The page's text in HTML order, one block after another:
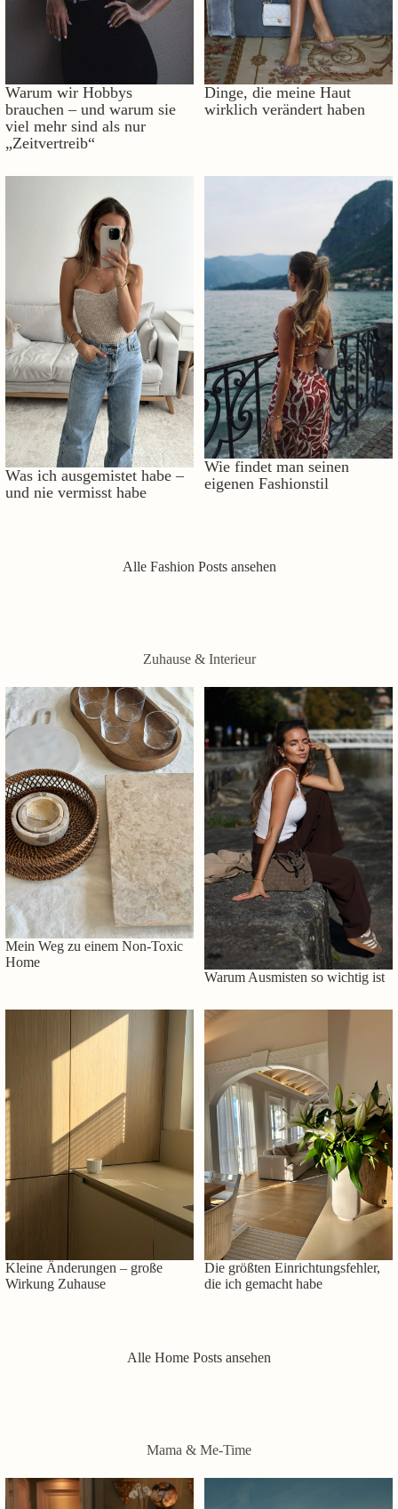
Warum wir Hobbys
brauchen – und warum sie
viel mehr sind als nur
„Zeitvertreib“
Dinge, die meine Haut
wirklich verändert haben
Was ich ausgemistet habe –
und nie vermisst habe
Wie findet man seinen
eigenen Fashionstil
Alle Fashion Posts ansehen
Zuhause & Interieur
Mein Weg zu einem Non-Toxic
Home
Warum Ausmisten so wichtig ist
Kleine Änderungen – große
Wirkung Zuhause
Die größten Einrichtungsfehler,
die ich gemacht habe
Alle Home Posts ansehen
Mama & Me-Time